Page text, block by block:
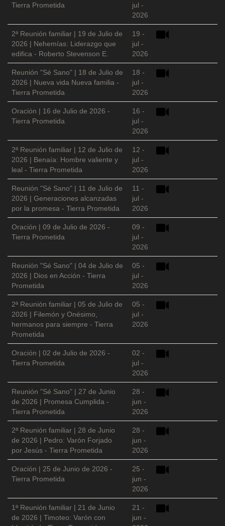
Tierra Prometida
jul -
2026
2ª Reunión familiar | 19 de Julio de
2026 | Nehemías: Liderazgo que
edifica - Roberto Stevenson E.
19 -
jul -
2026
Reunión "Sé Sano" | 18 de Julio de
2026 | Nueva vida Nueva familia -
Tierra Prometida
18 -
jul -
2026
Oración | 16 de Julio de 2026 -
Tierra Prometida
16 -
jul -
2026
2ª Reunión familiar | 12 de Julio de
2026 | Benaía: Hombre valiente y
leal - Tierra Prometida
12 -
jul -
2026
Reunión "Sé Sano" | 11 de Julio de
2026 | Generaciones alcanzadas
por la promesa - Tierra Prometida
11 -
jul -
2026
Oración | 09 de Julio de 2026 -
Tierra Prometida
09 -
jul -
2026
Reunión "Sé Sano" | 04 de Julio de
2026 | Dios en Acción - Tierra
Prometida
05 -
jul -
2026
2ª Reunión familiar | 05 de Julio de
2026 | Filemón y Onésimo,
hermanos para siempre - Tierra
Prometida
05 -
jul -
2026
Oración | 02 de Julio de 2026 -
Tierra Prometida
02 -
jul -
2026
Reunión "Sé Sano" | 27 de Junio
de 2026 | Promesa Cumplida -
Tierra Prometida
28 -
jun -
2026
2ª Reunión familiar | 28 de Junio
de 2026 | Pedro: Varón Forjado
por Jesús - Tierra Prometida
28 -
jun -
2026
Oración | 25 de Junio de 2026 -
Tierra Prometida
25 -
jun -
2026
1ª Reunión familiar | 21 de Junio
de 2026 | Timoteo: Varón con
21 -
jun -